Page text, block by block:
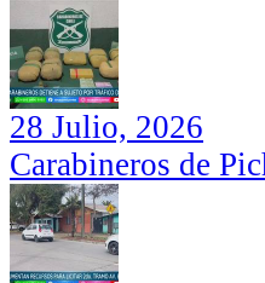
28 Julio, 2026
Carabineros de